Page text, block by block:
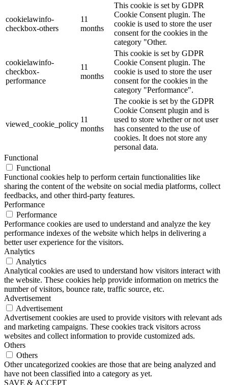
cookielawinfo-
checkbox-others
11
months
This cookie is set by GDPR
Cookie Consent plugin. The
cookie is used to store the user
consent for the cookies in the
category "Other.
cookielawinfo-
checkbox-
performance
11
months
This cookie is set by GDPR
Cookie Consent plugin. The
cookie is used to store the user
consent for the cookies in the
category "Performance".
viewed_cookie_policy
11
months
The cookie is set by the GDPR
Cookie Consent plugin and is
used to store whether or not user
has consented to the use of
cookies. It does not store any
personal data.
Functional
Functional
Functional cookies help to perform certain functionalities like
sharing the content of the website on social media platforms, collect
feedbacks, and other third-party features.
Performance
Performance
Performance cookies are used to understand and analyze the key
performance indexes of the website which helps in delivering a
better user experience for the visitors.
Analytics
Analytics
Analytical cookies are used to understand how visitors interact with
the website. These cookies help provide information on metrics the
number of visitors, bounce rate, traffic source, etc.
Advertisement
Advertisement
Advertisement cookies are used to provide visitors with relevant ads
and marketing campaigns. These cookies track visitors across
websites and collect information to provide customized ads.
Others
Others
Other uncategorized cookies are those that are being analyzed and
have not been classified into a category as yet.
SAVE & ACCEPT